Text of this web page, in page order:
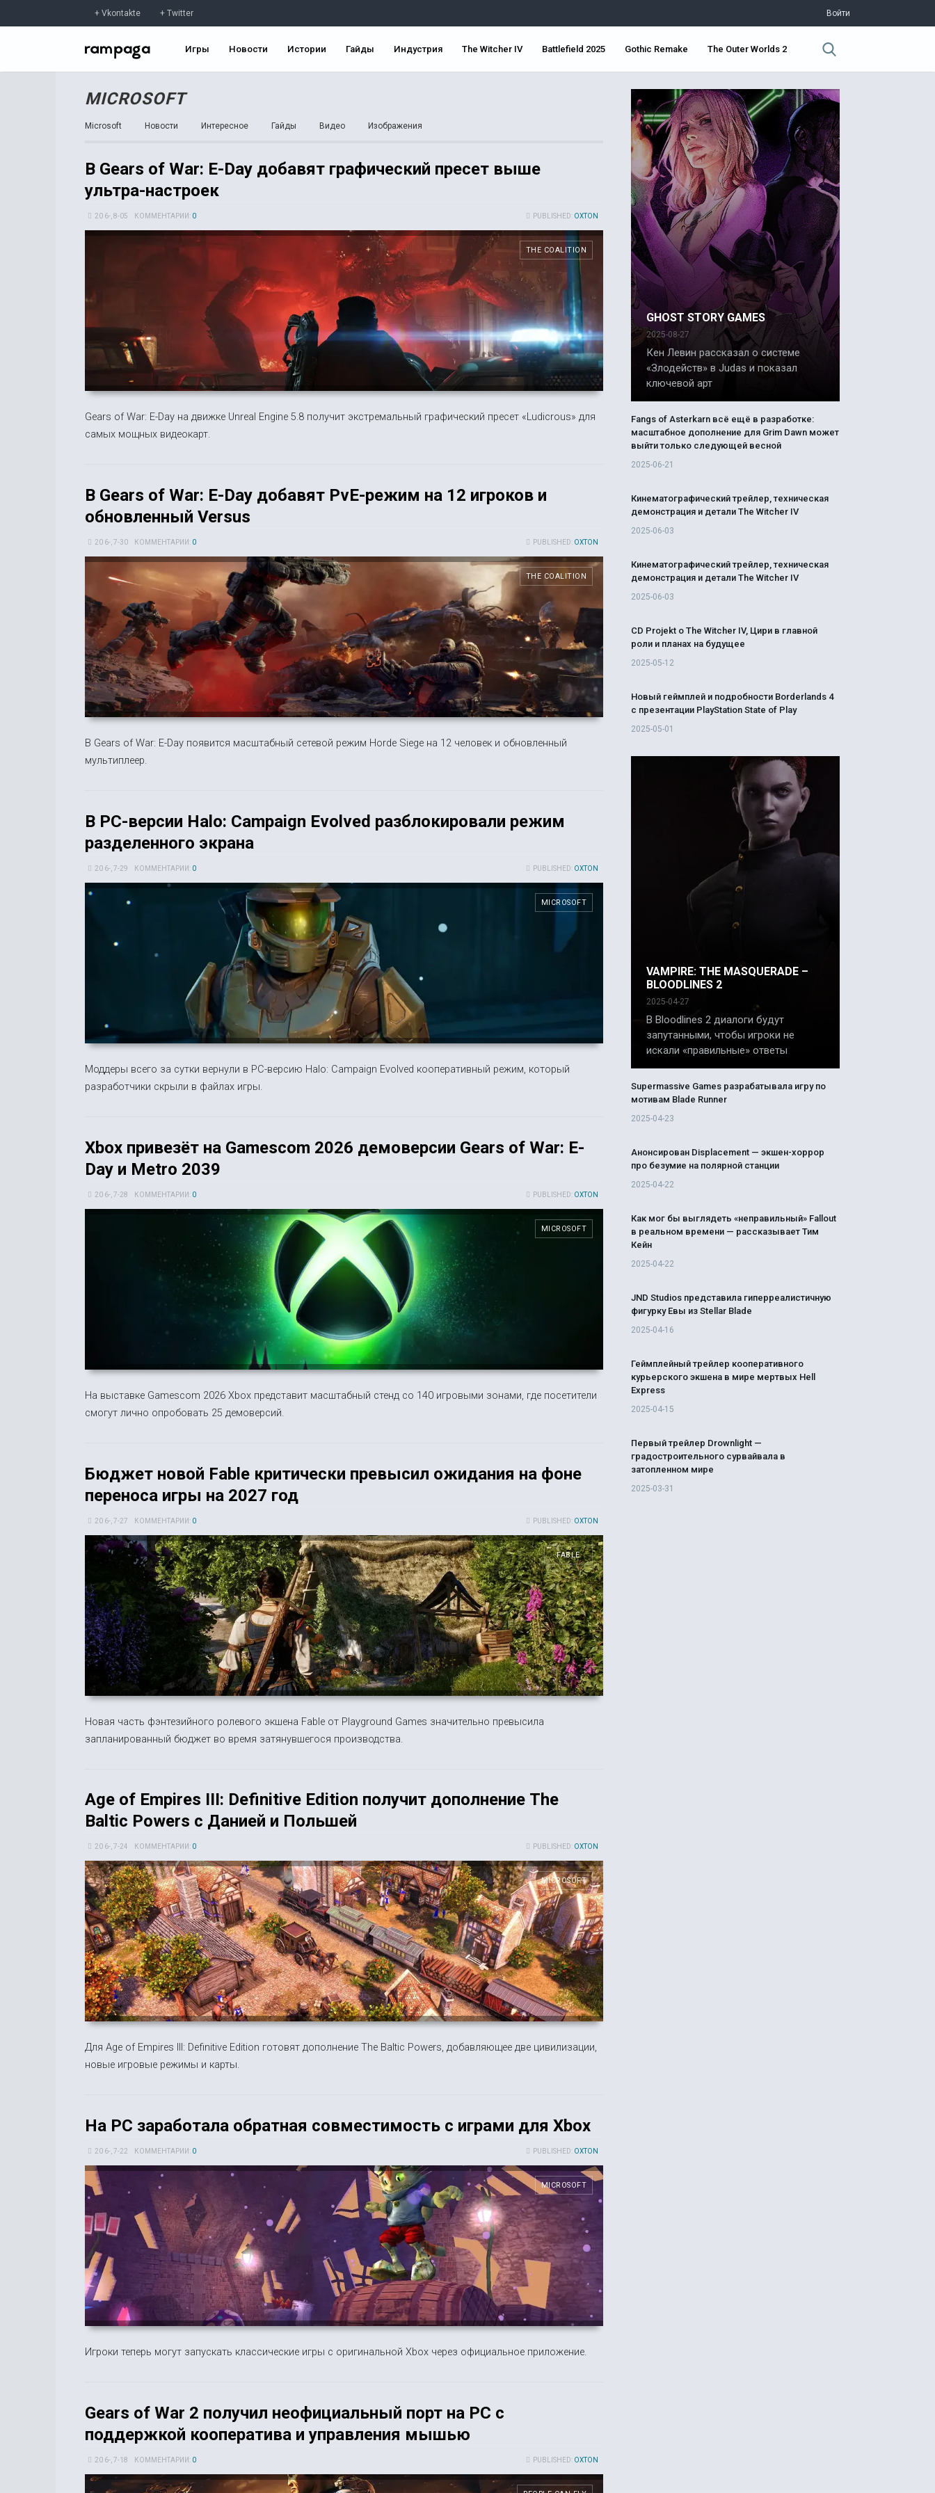
Vkontakte Twitter Войти
Игры Новости Истории Гайды Индустрия The Witcher IV Battlefield 2025 Gothic Remake The Outer Worlds 2
MICROSOFT
Microsoft Новости Интересное Гайды Видео Изображения
В Gears of War: E-Day добавят графический пресет выше
ультра-настроек
PUBLISHED: OXTON
20 6-, 8-05 КОММЕНТАРИИ: 0
THE COALITION
Gears of War: E-Day на движке Unreal Engine 5.8 получит экстремальный графический пресет «Ludicrous» для
самых мощных видеокарт.
В Gears of War: E-Day добавят PvE-режим на 12 игроков и
обновленный Versus
PUBLISHED: OXTON
20 6-, 7-30 КОММЕНТАРИИ: 0
THE COALITION
В Gears of War: E-Day появится масштабный сетевой режим Horde Siege на 12 человек и обновленный
мультиплеер.
В PC-версии Halo: Campaign Evolved разблокировали режим
разделенного экрана
PUBLISHED: OXTON
20 6-, 7-29 КОММЕНТАРИИ: 0
MICROSOFT
Моддеры всего за сутки вернули в PC-версию Halo: Campaign Evolved кооперативный режим, который
разработчики скрыли в файлах игры.
Xbox привезёт на Gamescom 2026 демоверсии Gears of War: E-
Day и Metro 2039
PUBLISHED: OXTON
20 6-, 7-28 КОММЕНТАРИИ: 0
MICROSOFT
На выставке Gamescom 2026 Xbox представит масштабный стенд со 140 игровыми зонами, где посетители
смогут лично опробовать 25 демоверсий.
Бюджет новой Fable критически превысил ожидания на фоне
переноса игры на 2027 год
PUBLISHED: OXTON
20 6-, 7-27 КОММЕНТАРИИ: 0
FABLE
Новая часть фэнтезийного ролевого экшена Fable от Playground Games значительно превысила
запланированный бюджет во время затянувшегося производства.
Age of Empires III: Definitive Edition получит дополнение The
Baltic Powers с Данией и Польшей
PUBLISHED: OXTON
20 6-, 7-24 КОММЕНТАРИИ: 0
MICROSOFT
Для Age of Empires III: Definitive Edition готовят дополнение The Baltic Powers, добавляющее две цивилизации,
новые игровые режимы и карты.
На PC заработала обратная совместимость с играми для Xbox
PUBLISHED: OXTON
20 6-, 7-22 КОММЕНТАРИИ: 0
MICROSOFT
Игроки теперь могут запускать классические игры с оригинальной Xbox через официальное приложение.
Gears of War 2 получил неофициальный порт на PC с
поддержкой кооператива и управления мышью
PUBLISHED: OXTON
20 6-, 7-18 КОММЕНТАРИИ: 0
GHOST STORY GAMES
2025-08-27
Кен Левин рассказал о системе
«Злодейств» в Judas и показал
ключевой арт
Fangs of Asterkarn всё ещё в разработке:
масштабное дополнение для Grim Dawn может
выйти только следующей весной
2025-06-21
Кинематографический трейлер, техническая
демонстрация и детали The Witcher IV
2025-06-03
Кинематографический трейлер, техническая
демонстрация и детали The Witcher IV
2025-06-03
CD Projekt о The Witcher IV, Цири в главной
роли и планах на будущее
2025-05-12
Новый геймплей и подробности Borderlands 4
с презентации PlayStation State of Play
2025-05-01
VAMPIRE: THE MASQUERADE –
BLOODLINES 2
2025-04-27
В Bloodlines 2 диалоги будут
запутанными, чтобы игроки не
искали «правильные» ответы
Supermassive Games разрабатывала игру по
мотивам Blade Runner
2025-04-23
Анонсирован Displacement — экшен-хоррор
про безумие на полярной станции
2025-04-22
Как мог бы выглядеть «неправильный» Fallout
в реальном времени — рассказывает Тим
Кейн
2025-04-22
JND Studios представила гиперреалистичную
фигурку Евы из Stellar Blade
2025-04-16
Геймплейный трейлер кооперативного
курьерского экшена в мире мертвых Hell
Express
2025-04-15
Первый трейлер Drownlight —
градостроительного сурвайвала в
затопленном мире
2025-03-31